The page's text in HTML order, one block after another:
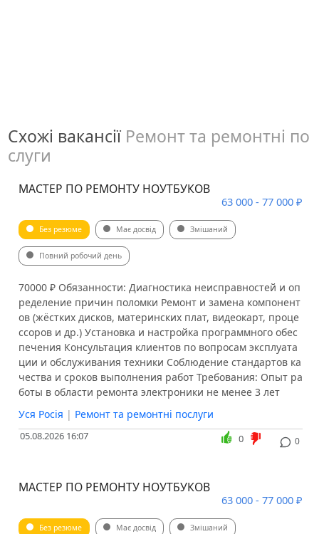
Схожі вакансії Ремонт та ремонтні по
слуги
МАСТЕР ПО РЕМОНТУ НОУТБУКОВ
63 000 - 77 000 ₽
Без резюме Має досвід Змішаний
Повний робочий день
70000 ₽ Обязанности: Диагностика неисправностей и оп
ределение причин поломки Ремонт и замена компонент
ов (жёстких дисков, материнских плат, видеокарт, проце
ссоров и др.) Установка и настройка программного обес
печения Консультация клиентов по вопросам эксплуата
ции и обслуживания техники Соблюдение стандартов ка
чества и сроков выполнения работ Требования: Опыт ра
боты в области ремонта электроники не менее 3 лет
Уся Росія | Ремонт та ремонтні послуги
05.08.2026 16:07 0
0
МАСТЕР ПО РЕМОНТУ НОУТБУКОВ
63 000 - 77 000 ₽
Без резюме Має досвід Змішаний